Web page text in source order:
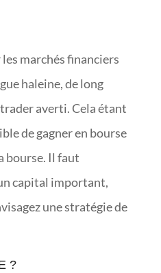
les marchés financiers
haleine, de long
averti. Cela étant
de gagner en bourse
bourse. Il faut
capital important,
une stratégie de
?